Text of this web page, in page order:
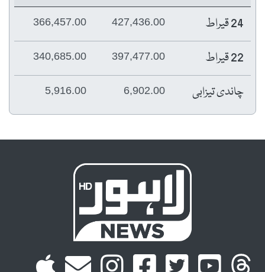
24 قیراط
427,436.00
366,457.00
22 قیراط 397,477.00
340,685.00
چاندی تیزابی 6,902.00
5,916.00